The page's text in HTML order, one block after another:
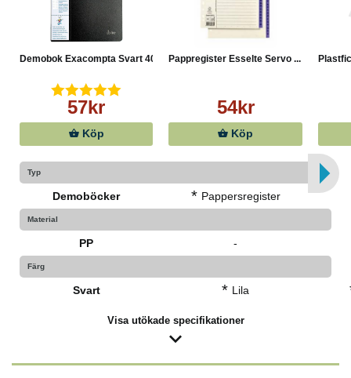
Demobok Exacompta Svart 40 ...
57kr
Köp
Pappregister Esselte Servo ...
54kr
Köp
Typ
Demoböcker * Pappersregister
Material
PP -
Färg
Svart * Lila
Visa utökade specifikationer